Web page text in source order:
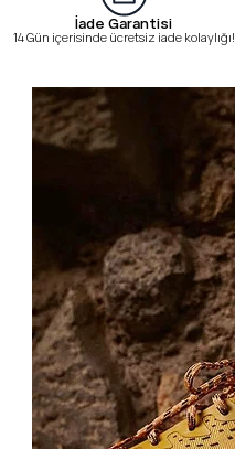
İade Garantisi
14 Gün içerisinde ücretsiz iade kolaylığı!